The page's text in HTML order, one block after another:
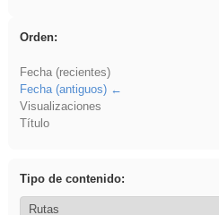
Orden:
Fecha (recientes)
Fecha (antiguos)
Visualizaciones
Título
Tipo de contenido: